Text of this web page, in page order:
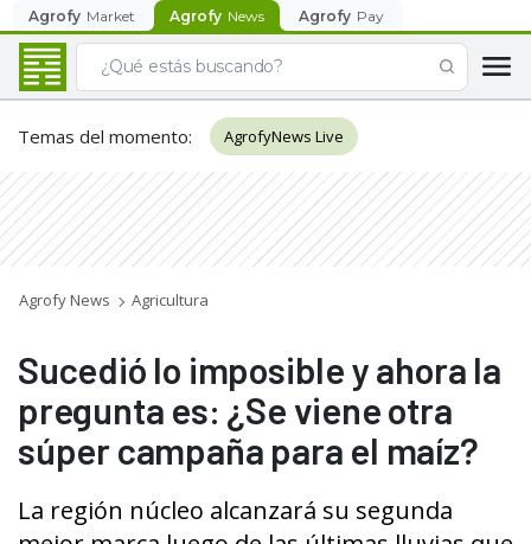
Agrofy Market Agrofy News Agrofy Pay
Temas del momento: AgrofyNews Live
Agrofy News Agricultura
Sucedió lo imposible y ahora la
pregunta es: ¿Se viene otra
súper campaña para el maíz?
La región núcleo alcanzará su segunda